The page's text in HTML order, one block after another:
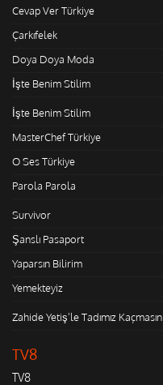
Cevap Ver Türkiye
Çarkıfelek
Doya Doya Moda
İşte Benim Stilim
İşte Benim Stilim
MasterChef Türkiye
O Ses Türkiye
Parola Parola
Survivor
Şanslı Pasaport
Yaparsın Bilirim
Yemekteyiz
Zahide Yetiş'le Tadımız Kaçmasın
TV8
TV8